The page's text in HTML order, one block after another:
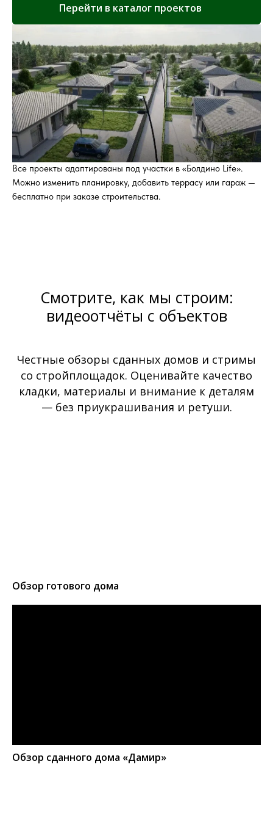
Перейти в каталог проектов
Все проекты адаптированы под участки в «Болдино Life».
Можно изменить планировку, добавить террасу или гараж —
бесплатно при заказе строительства.
Смотрите, как мы строим:
видеоотчёты с объектов
Честные обзоры сданных домов и стримы
со стройплощадок. Оценивайте качество
кладки, материалы и внимание к деталям
— без приукрашивания и ретуши.
Обзор готового дома
Обзор сданного дома «Дамир»